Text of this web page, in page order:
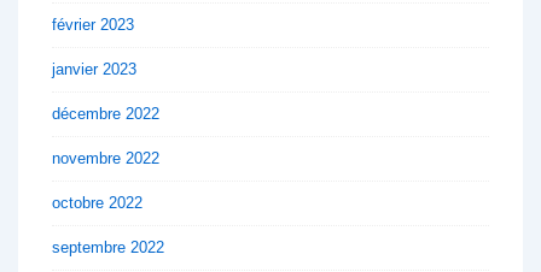
février 2023
janvier 2023
décembre 2022
novembre 2022
octobre 2022
septembre 2022